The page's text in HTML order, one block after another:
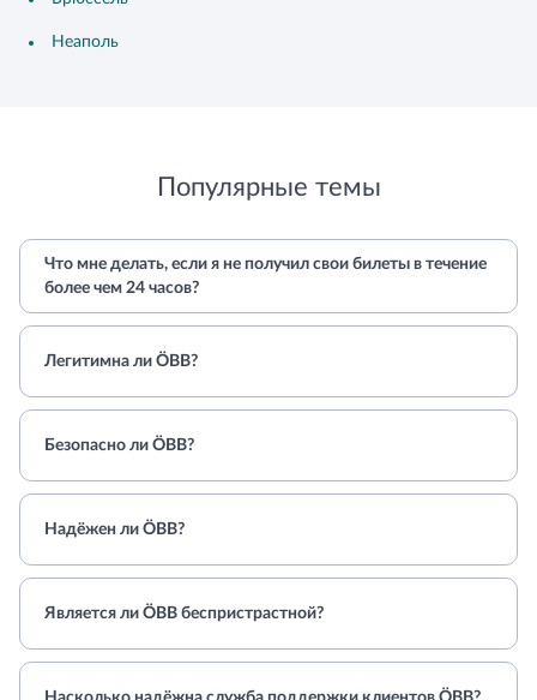
Неаполь
Популярные темы
Что мне делать, если я не получил свои билеты в течение
более чем 24 часов?
Легитимна ли ÖBB?
Безопасно ли ÖBB?
Надёжен ли ÖBB?
Является ли ÖBB беспристрастной?